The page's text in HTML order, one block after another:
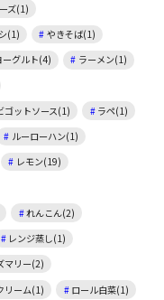
ズ(1)
(1)
やきそば(1)
ーグルト(4)
ラーメン(1)
ゴットソース(1)
ラペ(1)
ルーローハン(1)
レモン(19)
れんこん(2)
レンジ蒸し(1)
マリー(2)
リーム(1)
ロール白菜(1)